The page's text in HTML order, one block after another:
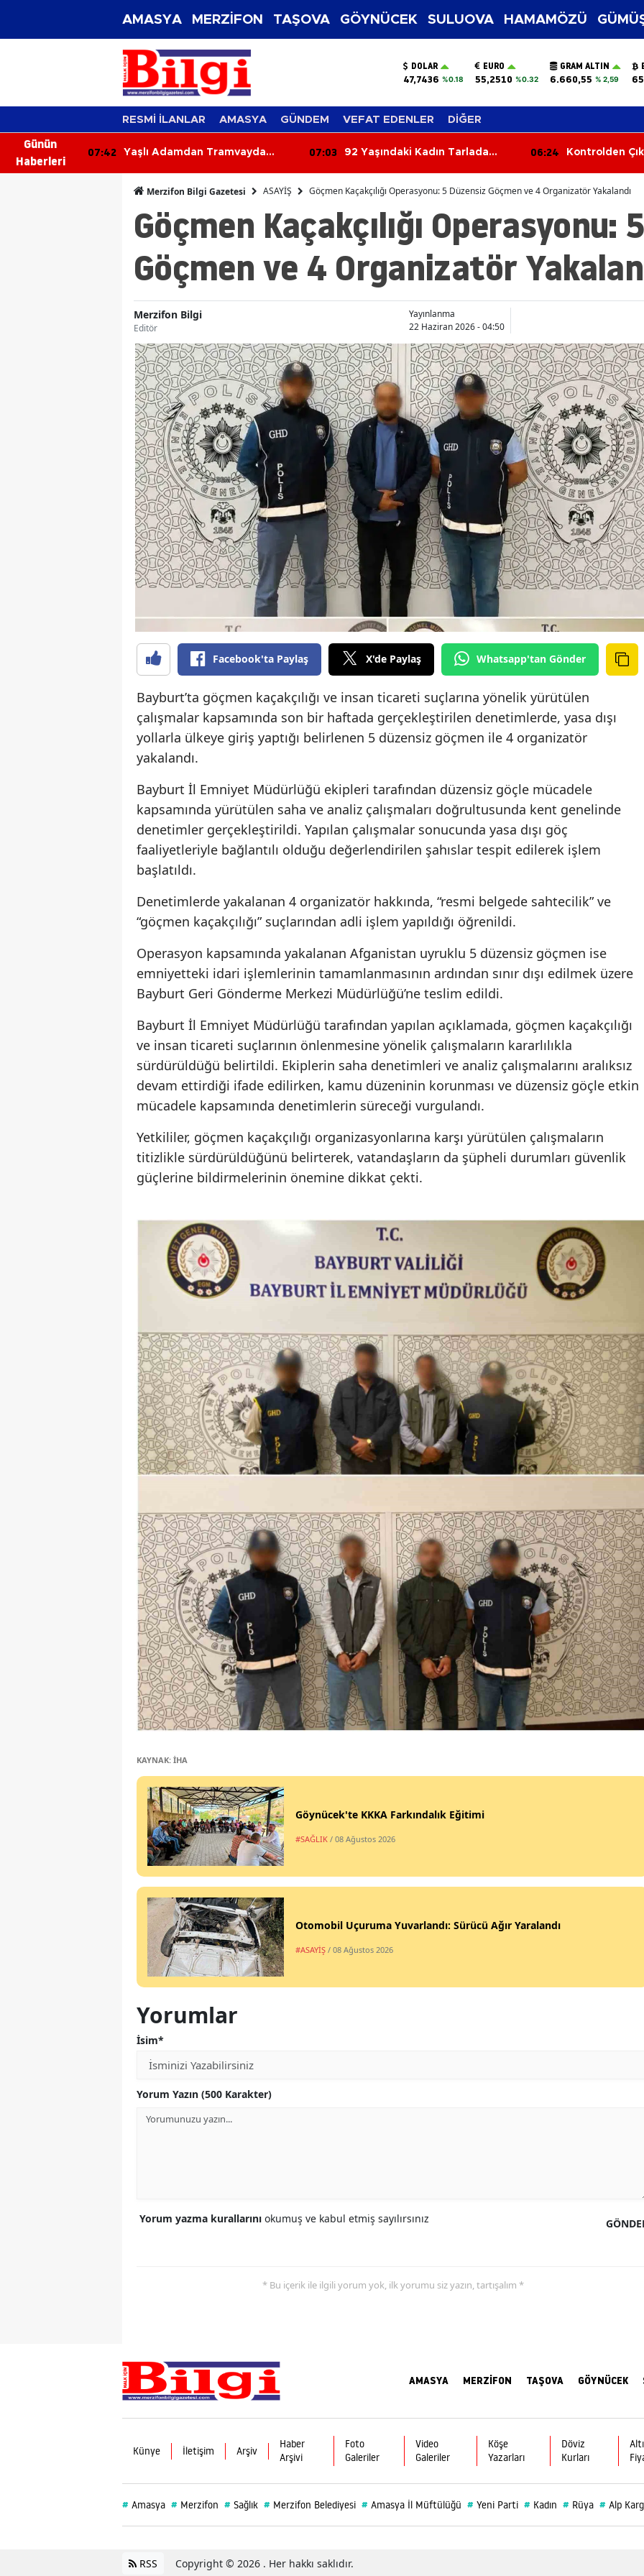
AMASYA MERZİFON TAŞOVA GÖYNÜCEK SULUOVA HAMAMÖZÜ
DOLAR
47,7436 %0.18
EURO
55,2510 %0.32
GRAM ALTIN
6.660,55 % 2,59
RESMİ İLANLAR AMASYA GÜNDEM VEFAT EDENLER DİĞER
Günün
Haberleri
07:42
Yaşlı Adamdan Tramvayda
07:03
92 Yaşındaki Kadın Tarlada
06:24
Kontrolden
Merzifon Bilgi Gazetesi ASAYİŞ Göçmen Kaçakçılığı Operasyonu: 5 Düzensiz Göçmen ve 4 Organizatör Yakalandı
Göçmen Kaçakçılığı Operasyonu:
Göçmen ve 4 Organizatör
Merzifon Bilgi
Editör
Yayınlanma
22 Haziran 2026 - 04:50
Facebook'ta Paylaş X'de Paylaş Whatsapp'tan Gönder
Bayburt’ta göçmen kaçakçılığı ve insan ticareti suçlarına yönelik yürütülen
çalışmalar kapsamında son bir haftada gerçekleştirilen denetimlerde, yasa dışı
yollarla ülkeye giriş yaptığı belirlenen 5 düzensiz göçmen ile 4 organizatör
yakalandı.
Bayburt İl Emniyet Müdürlüğü ekipleri tarafından düzensiz göçle mücadele
kapsamında yürütülen saha ve analiz çalışmaları doğrultusunda kent genelinde
denetimler gerçekleştirildi. Yapılan çalışmalar sonucunda yasa dışı göç
faaliyetleriyle bağlantılı olduğu değerlendirilen şahıslar tespit edilerek işlem
başlatıldı.
Denetimlerde yakalanan 4 organizatör hakkında, “resmi belgede sahtecilik” ve
“göçmen kaçakçılığı” suçlarından adli işlem yapıldığı öğrenildi.
Operasyon kapsamında yakalanan Afganistan uyruklu 5 düzensiz göçmen ise
emniyetteki idari işlemlerinin tamamlanmasının ardından sınır dışı edilmek üzere
Bayburt Geri Gönderme Merkezi Müdürlüğü’ne teslim edildi.
Bayburt İl Emniyet Müdürlüğü tarafından yapılan açıklamada, göçmen kaçakçılığı
ve insan ticareti suçlarının önlenmesine yönelik çalışmaların kararlılıkla
sürdürüldüğü belirtildi. Ekiplerin saha denetimleri ve analiz çalışmalarını aralıksız
devam ettirdiği ifade edilirken, kamu düzeninin korunması ve düzensiz göçle etkin
mücadele kapsamında denetimlerin süreceği vurgulandı.
Yetkililer, göçmen kaçakçılığı organizasyonlarına karşı yürütülen çalışmaların
titizlikle sürdürüldüğünü belirterek, vatandaşların da şüpheli durumları güvenlik
güçlerine bildirmelerinin önemine dikkat çekti.
KAYNAK: İHA
Göynücek'te KKKA Farkındalık Eğitimi
#SAĞLIK / 08 Ağustos 2026
Otomobil Uçuruma Yuvarlandı: Sürücü Ağır Yaralandı
#ASAYİŞ / 08 Ağustos 2026
Yorumlar
İsim*
Yorum Yazın (500 Karakter)
Yorum yazma kurallarını okumuş ve kabul etmiş sayılırsınız
* Bu içerik ile ilgili yorum yok, ilk yorumu siz yazın, tartışalım *
AMASYA MERZİFON TAŞOVA GÖYNÜCEK
Künye İletişim Arşiv
Haber
Arşivi
Foto
Galeriler
Video
Galeriler
Köşe
Yazarları
Döviz
Kurları
# Amasya # Merzifon # Sağlık # Merzifon Belediyesi # Amasya İl Müftülüğü # Yeni Parti # Kadın # Rüya # Alp
RSS Copyright © 2026 . Her hakkı saklıdır.